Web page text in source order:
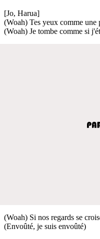
[Jo, Harua]
(Woah) Tes yeux comme une
(Woah) Je tombe comme si
(Woah) Si nos regards se
(Envoûté, je suis envoûté)